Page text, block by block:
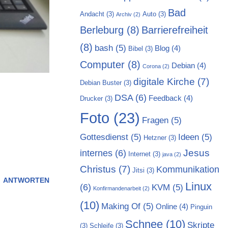
ANTWORTEN
Andacht (3) Archiv (2) Auto (3) Bad
Berleburg (8) Barrierefreiheit
(8) bash (5) Bibel (3) Blog (4)
Computer (8) Corona (2) Debian (4)
Debian Buster (3) digitale Kirche (7)
Drucker (3) DSA(6) Feedback (4)
Foto (23) Fragen (5)
Gottesdienst (5) Hetzner (3) Ideen (5)
internes (6) Internet (3) java (2) Jesus
Christus (7) Jitsi (3) Kommunikation
(6) Konfirmandenarbeit (2) KVM (5) Linux
(10) Making Of (5) Online (4) Pinguin
(3) Schleife (3) Schnee (10) Skripte